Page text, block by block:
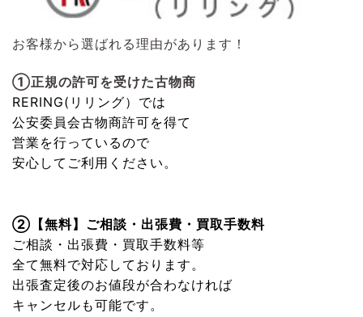
お客様から選ばれる理由があります！
①正規の許可を受けた古物商
RERING(リリング） では
公安委員会古物商許可を得て
営業を行っているので
安心してご利用ください。
②【無料】ご相談・出張費・買取手数料
ご相談・出張費・買取手数料等
全て無料で対応しております。
出張査定後のお値段が合わなければ
キャンセルも可能です。